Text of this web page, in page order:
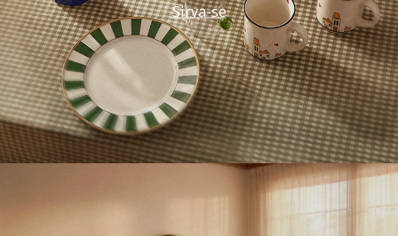
Sirva-se